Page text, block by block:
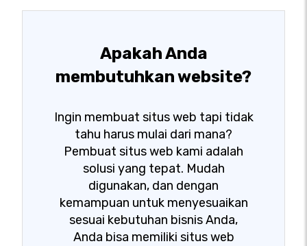
Apakah Anda
membutuhkan website?
Ingin membuat situs web tapi tidak
tahu harus mulai dari mana?
Pembuat situs web kami adalah
solusi yang tepat. Mudah
digunakan, dan dengan
kemampuan untuk menyesuaikan
sesuai kebutuhan bisnis Anda,
Anda bisa memiliki situs web